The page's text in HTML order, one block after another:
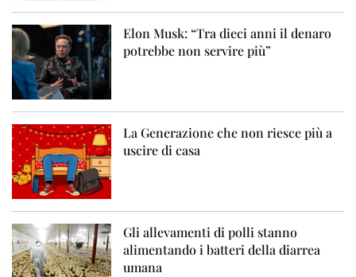
Elon Musk: “Tra dieci anni il denaro
potrebbe non servire più”
La Generazione che non riesce più a
uscire di casa
Gli allevamenti di polli stanno
alimentando i batteri della diarrea
umana